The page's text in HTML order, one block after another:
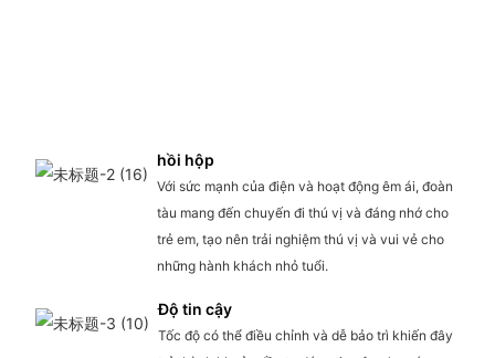
hồi hộp
Với sức mạnh của điện và hoạt động êm ái, đoàn
tàu mang đến chuyến đi thú vị và đáng nhớ cho
trẻ em, tạo nên trải nghiệm thú vị và vui vẻ cho
những hành khách nhỏ tuổi.
Độ tin cậy
Tốc độ có thể điều chỉnh và dễ bảo trì khiến đây